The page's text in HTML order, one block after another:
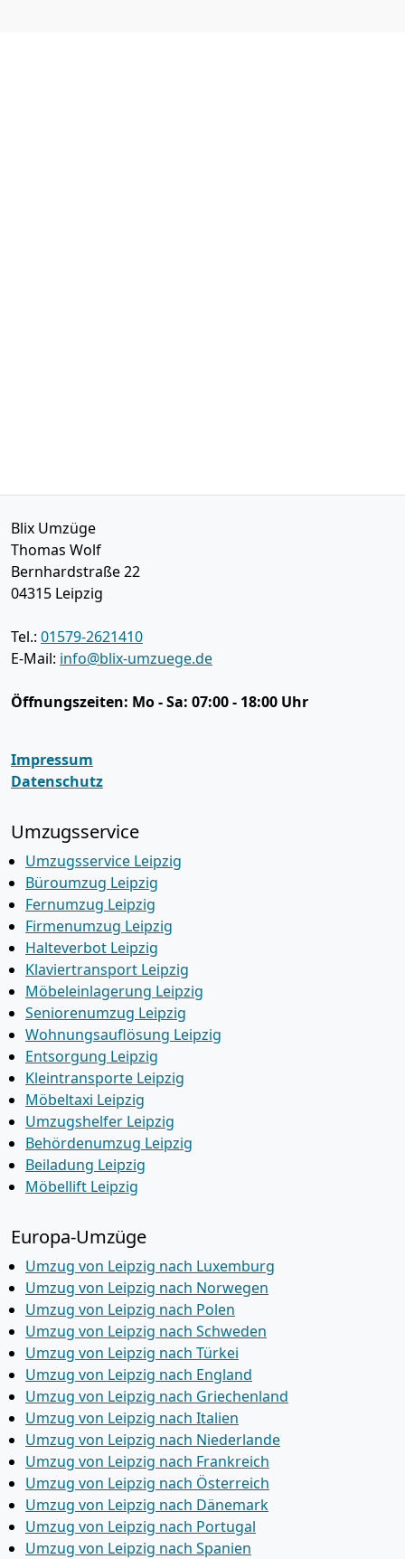
Blix Umzüge
Thomas Wolf
Bernhardstraße 22
04315 Leipzig
Tel.: 01579-2621410
E-Mail: info@blix-umzuege.de
Öffnungszeiten: Mo - Sa: 07:00 - 18:00 Uhr
Impressum
Datenschutz
Umzugsservice
Umzugsservice Leipzig
Büroumzug Leipzig
Fernumzug Leipzig
Firmenumzug Leipzig
Halteverbot Leipzig
Klaviertransport Leipzig
Möbeleinlagerung Leipzig
Seniorenumzug Leipzig
Wohnungsauflösung Leipzig
Entsorgung Leipzig
Kleintransporte Leipzig
Möbeltaxi Leipzig
Umzugshelfer Leipzig
Behördenumzug Leipzig
Beiladung Leipzig
Möbellift Leipzig
Europa-Umzüge
Umzug von Leipzig nach Luxemburg
Umzug von Leipzig nach Norwegen
Umzug von Leipzig nach Polen
Umzug von Leipzig nach Schweden
Umzug von Leipzig nach Türkei
Umzug von Leipzig nach England
Umzug von Leipzig nach Griechenland
Umzug von Leipzig nach Italien
Umzug von Leipzig nach Niederlande
Umzug von Leipzig nach Frankreich
Umzug von Leipzig nach Österreich
Umzug von Leipzig nach Dänemark
Umzug von Leipzig nach Portugal
Umzug von Leipzig nach Spanien